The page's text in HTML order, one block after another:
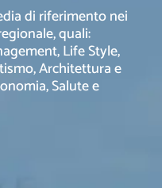
di riferimento nei
quali:
Life Style,
Architettura e
Salute e